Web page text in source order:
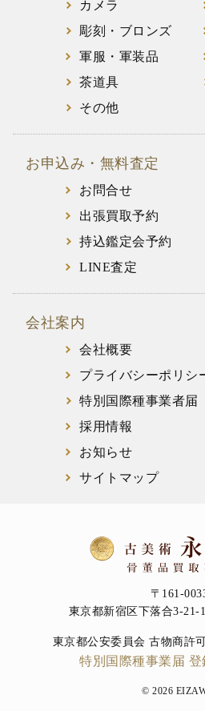
カメラ
彫刻・ブロンズ
軍服・軍装品
茶道具
その他
お申込み・無料査定
お問合せ
出張買取予約
持込鑑定会予約
LINE査定
会社案内
会社概要
プライバシーポリシ
特別国際種事業者届
採用情報
お知らせ
サイトマップ
〒161-
東京都新宿区下落合3-21-
東京都公安委員会 古物商許
特別国際種事業届 登
© 2026